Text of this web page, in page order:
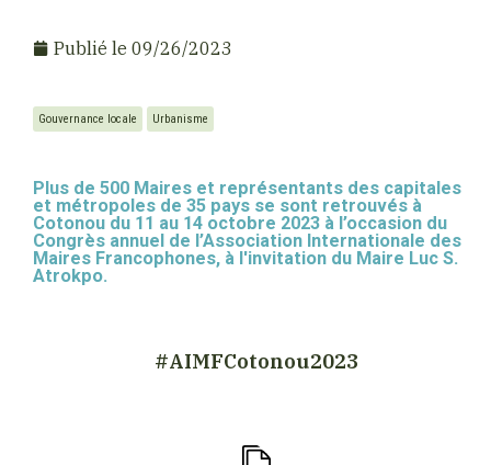
Publié le 09/26/2023
Gouvernance locale Urbanisme
Plus de 500 Maires et représentants des capitales
et métropoles de 35 pays se sont retrouvés à
Cotonou du 11 au 14 octobre 2023 à l’occasion du
Congrès annuel de l’Association Internationale des
Maires Francophones, à l'invitation du Maire Luc S.
Atrokpo.
#AIMFCotonou2023